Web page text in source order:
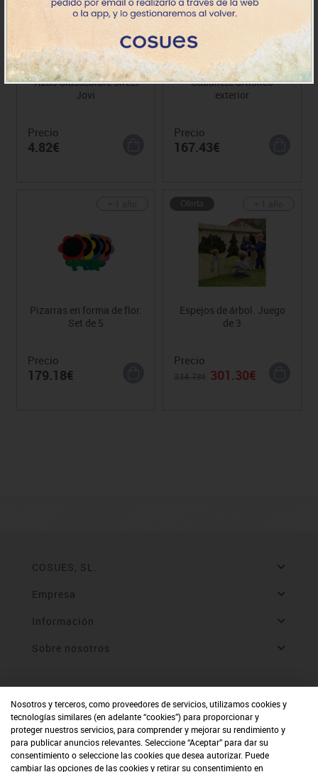
Tizas Classcolore street
Jovi
Precio
4.82€
Caballete artístico
exterior
Precio
167.43€
Pizarras en forma de flor.
Set de 5
Precio
179.18€
Oferta
Espejos de árbol. Juego
de 3
Precio
301.30€
COSUES, SL.
Empresa
Información
Sobre nosotros
Nosotros y terceros, como proveedores de servicios, utilizamos cookies y
tecnologías similares (en adelante “cookies”) para proporcionar y
proteger nuestros servicios, para comprender y mejorar su rendimiento y
para publicar anuncios relevantes. Seleccione “Aceptar” para dar su
consentimiento o seleccione las cookies que desea autorizar. Puede
cambiar las opciones de las cookies y retirar su consentimiento en